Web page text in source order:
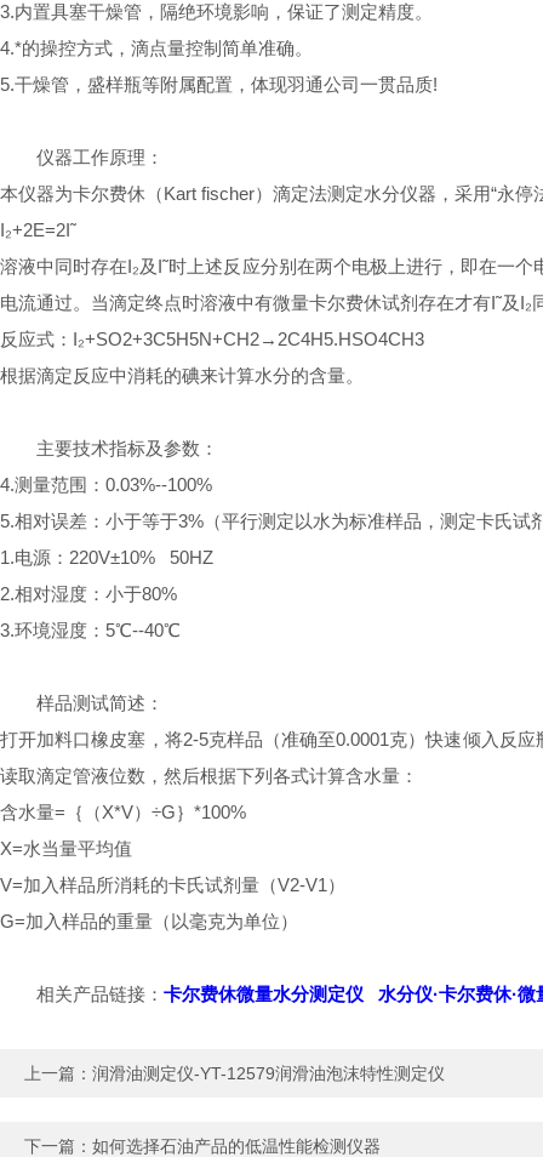
3.内置具塞干燥管，隔绝环境影响，保证了测定精度。
4.*的操控方式，滴点量控制简单准确。
5.干燥管，盛样瓶等附属配置，体现羽通公司一贯品质!
仪器工作原理：
本仪器为卡尔费休（Kart fischer）滴定法测定水分仪器，采用“永停
I₂+2E=2I˜
溶液中同时存在I₂及I˜时上述反应分别在两个电极上进行，即在一
电流通过。当滴定终点时溶液中有微量卡尔费休试剂存在才有I˜及
反应式：I₂+SO2+3C5H5N+CH2→2C4H5.HSO4CH3
根据滴定反应中消耗的碘来计算水分的含量。
主要技术指标及参数：
4.测量范围：0.03%--100%
5.相对误差：小于等于3%（平行测定以水为标准样品，测定卡氏
1.电源：220V±10% 50HZ
2.相对湿度：小于80%
3.环境湿度：5℃--40℃
样品测试简述：
打开加料口橡皮塞，将2-5克样品（准确至0.0001克）快速倾入反
读取滴定管液位数，然后根据下列各式计算含水量：
含水量=｛（X*V）÷G｝*100%
X=水当量平均值
V=加入样品所消耗的卡氏试剂量（V2-V1）
G=加入样品的重量（以毫克为单位）
相关产品链接： 卡尔费休微量水分测定仪 水分仪·卡尔费休·
上一篇： 润滑油测定仪-YT-12579润滑油泡沫特性测定仪
下一篇： 如何选择石油产品的低温性能检测仪器